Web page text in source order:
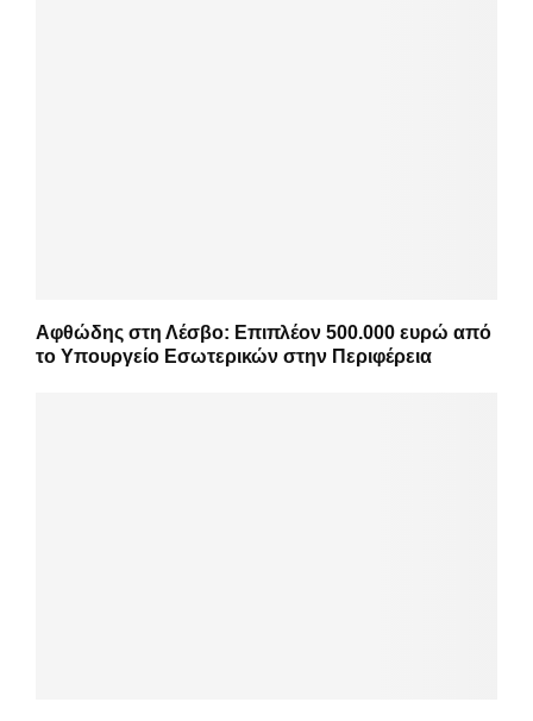
Αφθώδης στη Λέσβο: Επιπλέον 500.000 ευρώ από
το Υπουργείο Εσωτερικών στην Περιφέρεια